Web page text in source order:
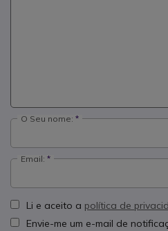
O Seu nome:
Email:
Li e aceito a política de
Envie-me um e-mail de